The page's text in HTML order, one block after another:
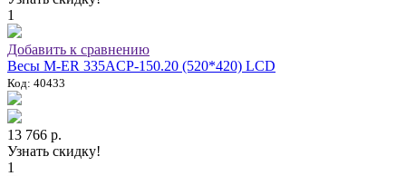
1
Добавить к сравнению
Весы M-ER 335ACP-150.20 (520*420) LCD
Код: 40433
13 766 р.
Узнать скидку!
1